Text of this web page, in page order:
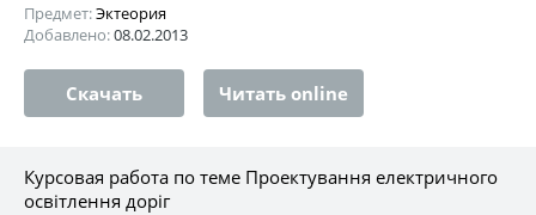
Предмет:Эктеория
Добавлено:08.02.2013
Скачать Читать online
Курсовая работа по теме Проектування електричного
освітлення доріг